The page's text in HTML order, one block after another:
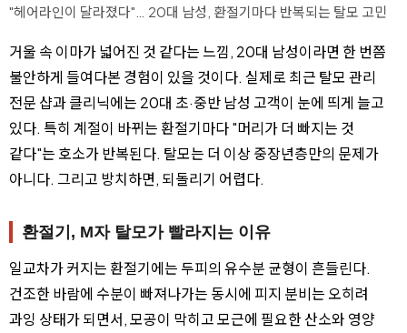
"헤어라인이 달라졌다"… 20대 남성, 환절기마다 반복되는 탈모 고민
거울 속 이마가 넓어진 것 같다는 느낌, 20대 남성이라면 한 번쯤
불안하게 들여다본 경험이 있을 것이다. 실제로 최근 탈모 관리
전문 샵과 클리닉에는 20대 초·중반 남성 고객이 눈에 띄게 늘고
있다. 특히 계절이 바뀌는 환절기마다 "머리가 더 빠지는 것
같다"는 호소가 반복된다. 탈모는 더 이상 중장년층만의 문제가
아니다. 그리고 방치하면, 되돌리기 어렵다.
환절기, M자 탈모가 빨라지는 이유
일교차가 커지는 환절기에는 두피의 유수분 균형이 흔들린다.
건조한 바람에 수분이 빠져나가는 동시에 피지 분비는 오히려
과잉 상태가 되면서, 모공이 막히고 모근에 필요한 산소와 영양